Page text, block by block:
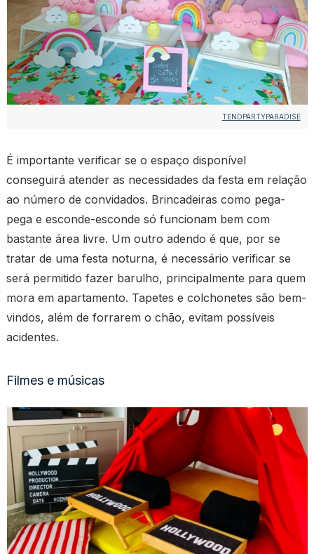
TENDPARTYPARADISE
É importante verificar se o espaço disponível
conseguirá atender as necessidades da festa em relação
ao número de convidados. Brincadeiras como pega-
pega e esconde-esconde só funcionam bem com
bastante área livre. Um outro adendo é que, por se
tratar de uma festa noturna, é necessário verificar se
será permitido fazer barulho, principalmente para quem
mora em apartamento. Tapetes e colchonetes são bem-
vindos, além de forrarem o chão, evitam possíveis
acidentes.
Filmes e músicas